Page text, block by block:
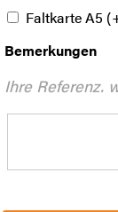
Faltkarte A5
Bemerkungen
Ihre Referenz.